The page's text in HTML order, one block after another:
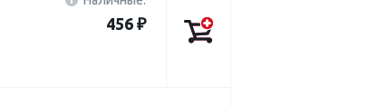
456 ₽